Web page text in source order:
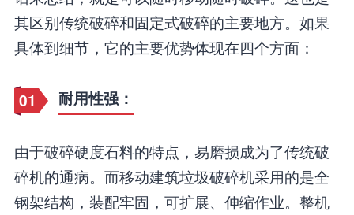
其区别传统破碎和固定式破碎的主要地方。如果
具体到细节，它的主要优势体现在四个方面：
01 耐用性强：
由于破碎硬度石料的特点，易磨损成为了传统破
碎机的通病。而移动建筑垃圾破碎机采用的是全
钢架结构，装配牢固，可扩展、伸缩作业。整机